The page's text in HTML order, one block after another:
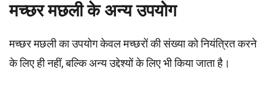
मच्छर मछली के अन्य उपयोग
मच्छर मछली का उपयोग केवल मच्छरों की संख्या को नियंत्रित करने
के लिए ही नहीं, बल्कि अन्य उद्देश्यों के लिए भी किया जाता है।